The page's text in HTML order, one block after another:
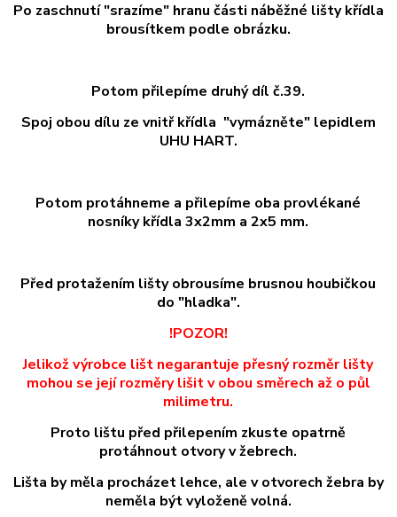
Po zaschnutí "srazíme" hranu části náběžné lišty křídla
brousítkem podle obrázku.
Potom přilepíme druhý díl č.39.
Spoj obou dílu ze vnitř křídla "vymázněte" lepidlem
UHU HART.
Potom protáhneme a přilepíme oba provlékané
nosníky křídla 3x2mm a 2x5 mm.
Před protažením lišty obrousíme brusnou houbičkou
do "hladka".
!POZOR!
Jelikož výrobce lišt negarantuje přesný rozměr lišty
mohou se její rozměry lišit v obou směrech až o půl
milimetru.
Proto lištu před přilepením zkuste opatrně
protáhnout otvory v žebrech.
Lišta by měla procházet lehce, ale v otvorech žebra by
neměla být vyloženě volná.